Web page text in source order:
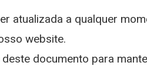
atualizada a qualquer
website.
documento para